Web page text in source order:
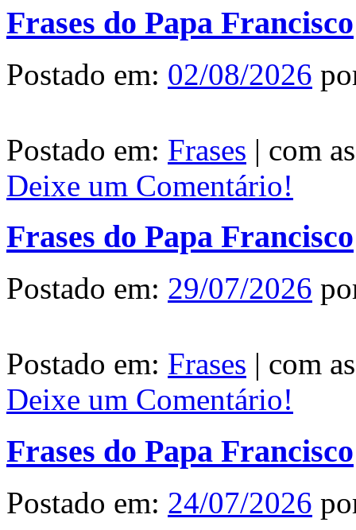
Frases do Papa Francisco
Postado em: 02/08/2026
Postado em: Frases | com
Deixe um Comentário!
Frases do Papa Francisco
Postado em: 29/07/2026
Postado em: Frases | com
Deixe um Comentário!
Frases do Papa Francisco
Postado em: 24/07/2026